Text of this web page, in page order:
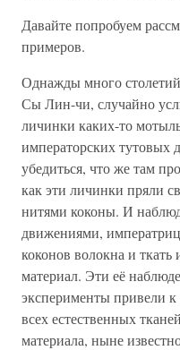
Давайте попробуем
примеров.
Однажды много
Сы Лин-чи, случайно
личинки каких-то
императорских тутовых
убедиться, что же там
как эти личинки пряли
нитями коконы. И
движениями,
коконов волокна и
материал. Эти её
эксперименты привели
всех естественных
материала, ныне